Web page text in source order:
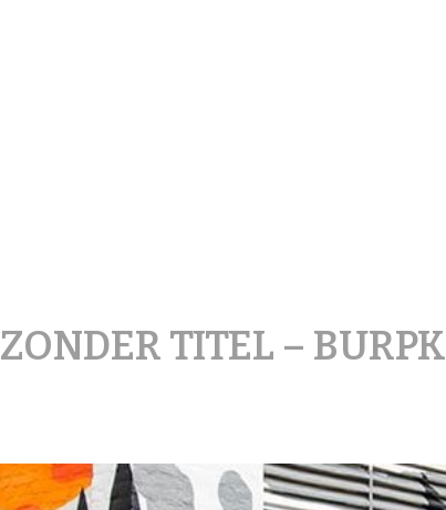
ZONDER TITEL – BURPK